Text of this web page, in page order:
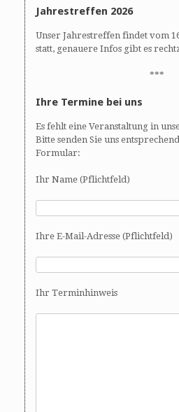
Jahrestreffen 2026
Unser Jahrestreffen findet vom
statt, genauere Infos gibt es
***
Ihre Termine bei uns
Es fehlt eine Veranstaltung in
Bitte senden Sie uns
Formular:
Ihr Name (Pflichtfeld)
Ihre E-Mail-Adresse (Pflichtfeld)
Ihr Terminhinweis